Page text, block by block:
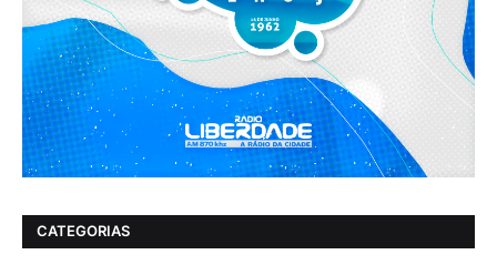
CATEGORIAS